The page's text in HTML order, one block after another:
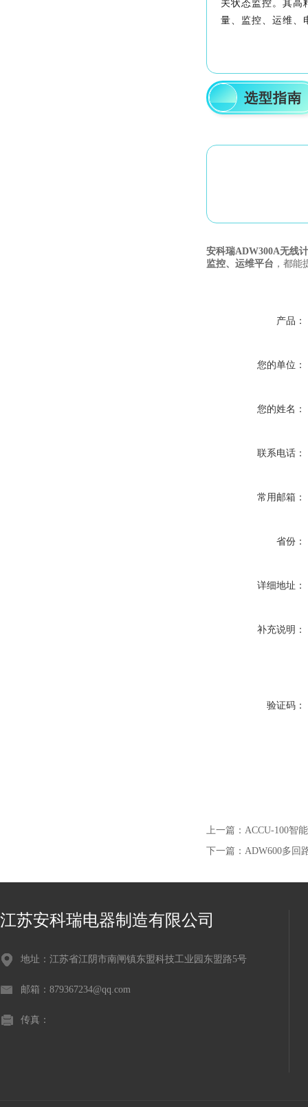
关状态监控。其
量、监控、运维、
04 选型指南
安科瑞ADW300A无线
监控、运维平台 ，都
产品：
您的单位：
您的姓名：
联系电话：
常用邮箱：
省份：
详细地址：
补充说明：
验证码：
上一篇： ACCU-100智
下一篇： ADW600多回
江苏安科瑞电器制造有限公司
地址：江苏省江阴市南闸镇东盟科技工业园东盟路5号
邮箱：879367234@qq.com
传真：